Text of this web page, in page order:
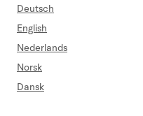
Deutsch
English
Nederlands
Norsk
Dansk